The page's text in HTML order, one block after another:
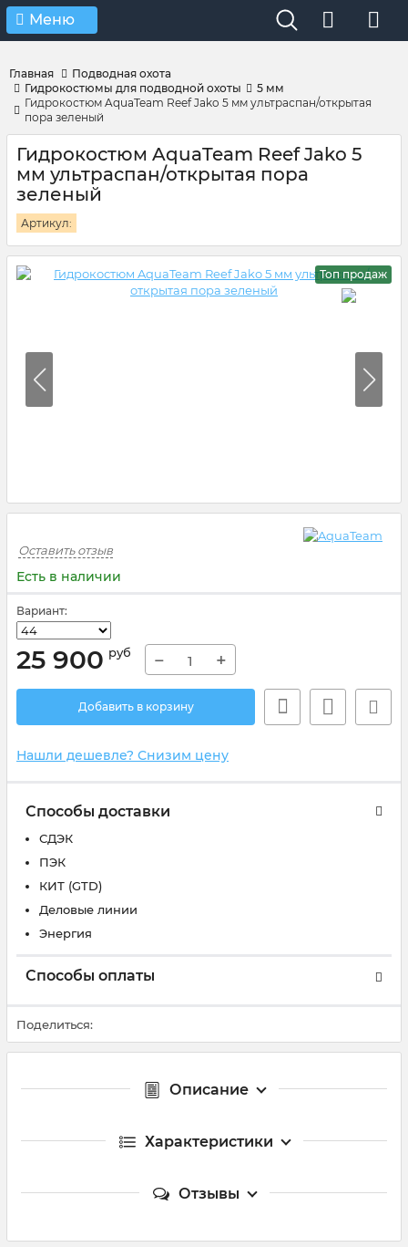
Verification: 4d3cd267c9851eb4
Меню
Главная
Подводная охота
Гидрокостюмы для подводной охоты
5 мм
Гидрокостюм AquaTeam Reef Jako 5 мм ультраспан/открытая
пора зеленый
Гидрокостюм AquaTeam Reef Jako 5
мм ультраспан/открытая пора
зеленый
Артикул:
Топ продаж
Оставить отзыв
Есть в наличии
Вариант:
25 900 руб − +
Добавить в корзину
Нашли дешевле? Снизим цену
Способы доставки
СДЭК
ПЭК
КИТ (GTD)
Деловые линии
Энергия
Способы оплаты
Поделиться:
Описание
Характеристики
Отзывы